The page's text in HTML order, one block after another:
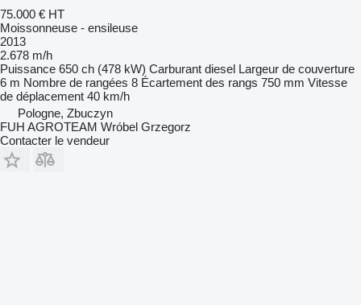
75.000 € HT
Moissonneuse - ensileuse
2013
2.678 m/h
Puissance 650 ch (478 kW) Carburant diesel Largeur de couverture
6 m Nombre de rangées 8 Écartement des rangs 750 mm Vitesse
de déplacement 40 km/h
Pologne, Zbuczyn
FUH AGROTEAM Wróbel Grzegorz
Contacter le vendeur